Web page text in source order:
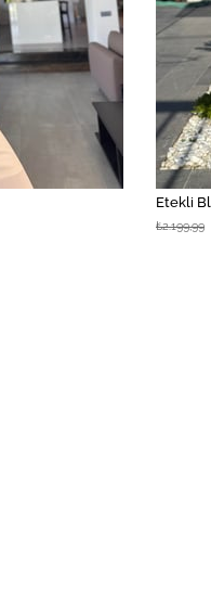
Etekli
₺2.199,99